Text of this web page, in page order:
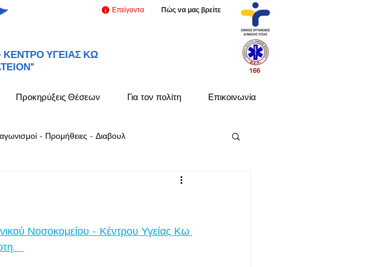
ΚΕΝΤΡΟ ΥΓΕΙΑΣ ΚΩ
Επείγοντα Πώς να μας βρείτε
Προκηρύξεις Θέσεων Για τον πολίτη Επικοινωνία
- Προμήθειες - Διαβουλ
Νοσοκομείου - Κέντρου Υγείας Κω